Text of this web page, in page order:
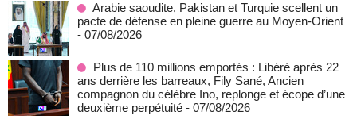
Arabie saoudite, Pakistan et Turquie scellent un
pacte de défense en pleine guerre au Moyen-Orient
- 07/08/2026
Plus de 110 millions emportés : Libéré après 22
ans derrière les barreaux, Fily Sané, Ancien
compagnon du célèbre Ino, replonge et écope d’une
deuxième perpétuité - 07/08/2026